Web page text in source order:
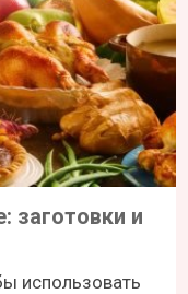
заготовки и
использовать